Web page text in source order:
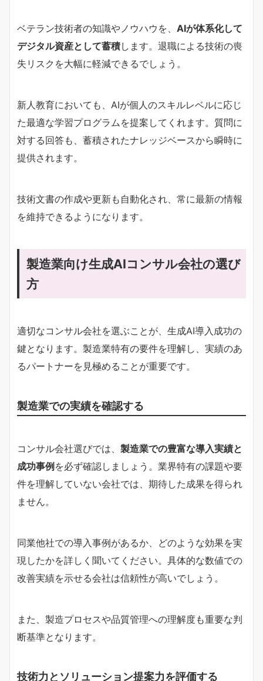
ベテラン技術者の知識やノウハウを、 AIが体系化して
デジタル資産として蓄積します。退職による技術の喪
失リスクを大幅に軽減できるでしょう。
新人教育においても、AIが個人のスキルレベルに応じ
た最適な学習プログラムを提案してくれます。質問に
対する回答も、蓄積されたナレッジベースから瞬時に
提供されます。
技術文書の作成や更新も自動化され、常に最新の情報
を維持できるようになります。
製造業向け生成AIコンサル会社の選び
方
適切なコンサル会社を選ぶことが、生成AI導入成功の
鍵となります。製造業特有の要件を理解し、実績のあ
るパートナーを見極めることが重要です。
製造業での実績を確認する
コンサル会社選びでは、 製造業での豊富な導入実績と
成功事例 を必ず確認しましょう。業界特有の課題や要
件を理解していない会社では、期待した成果を得られ
ません。
同業他社での導入事例があるか、どのような効果を実
現したかを詳しく聞いてください。具体的な数値での
改善実績を示せる会社は信頼性が高いでしょう。
また、製造プロセスや品質管理への理解度も重要な判
断基準となります。
技術力とソリューション提案力を評価する